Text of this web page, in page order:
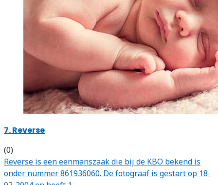
7. Reverse
(0)
Reverse is een eenmanszaak die bij de KBO bekend is
onder nummer 861936060. De fotograaf is gestart op 18-